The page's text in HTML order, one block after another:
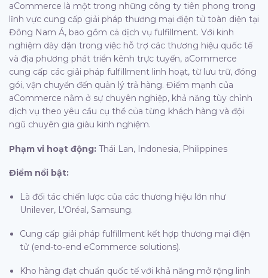
aCommerce là một trong những công ty tiên phong trong
lĩnh vực cung cấp giải pháp thương mại điện tử toàn diện tại
Đông Nam Á, bao gồm cả dịch vụ fulfillment. Với kinh
nghiệm dày dặn trong việc hỗ trợ các thương hiệu quốc tế
và địa phương phát triển kênh trực tuyến, aCommerce
cung cấp các giải pháp fulfillment linh hoạt, từ lưu trữ, đóng
gói, vận chuyển đến quản lý trả hàng. Điểm mạnh của
aCommerce nằm ở sự chuyên nghiệp, khả năng tùy chỉnh
dịch vụ theo yêu cầu cụ thể của từng khách hàng và đội
ngũ chuyên gia giàu kinh nghiệm.
Phạm vi hoạt động: Thái Lan, Indonesia, Philippines
Điểm nổi bật:
Là đối tác chiến lược của các thương hiệu lớn như
Unilever, L’Oréal, Samsung.
Cung cấp giải pháp fulfillment kết hợp thương mại điện
tử (end-to-end eCommerce solutions).
Kho hàng đạt chuẩn quốc tế với khả năng mở rộng linh